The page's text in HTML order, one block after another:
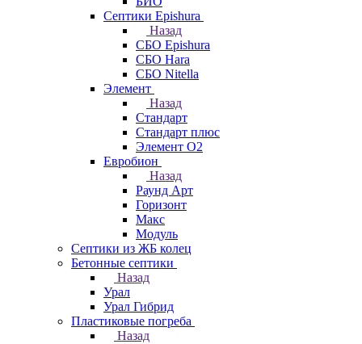
Септики Epishura
Назад
СБО Epishura
СБО Hara
СБО Nitella
Элемент
Назад
Стандарт
Стандарт плюс
Элемент О2
Евробион
Назад
Раунд Арт
Горизонт
Макс
Модуль
Септики из ЖБ колец
Бетонные септики
Назад
Урал
Урал Гибрид
Пластиковые погреба
Назад